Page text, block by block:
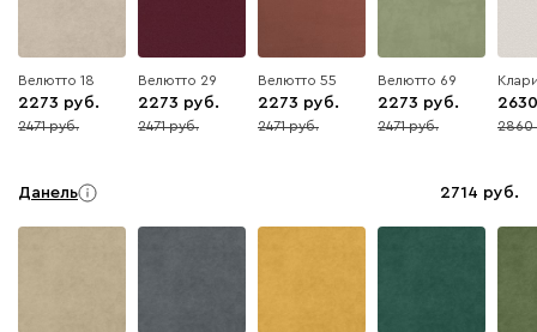
Велютто 18
2273
8
2471
Велютто 29
2273
8
2471
Велютто 55
2273
8
2471
Велютто 69
2273
8
2471
2630
8
2860
Данель 2714